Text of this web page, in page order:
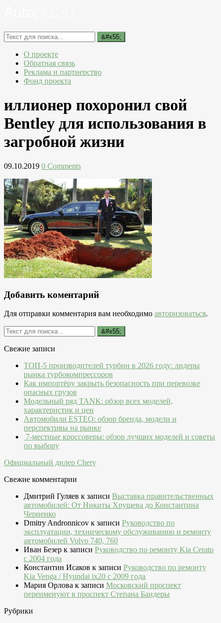
О проекте
Обратная связь
Реклама и партнерство
Фонд проекта
иллионер похоронил свой
Bentley для использования в
загробной жизни
09.10.2019 0 Comments
Добавить коментарий
Для отправки комментария вам необходимо авторизоваться.
Свежие записи
ТОП-5 производителей турбин в 2026 году: лидеры
рынка турбокомпрессоров
Как импортёру закрыть безопасность при перевозке
опасных грузов
Модельный ряд TANK: обзор всех моделей,
характеристик и цен
Автомобили ESTEO: обзор бренда, модели и
перспективы на рынке
7-местные кроссоверы: обзор лучших моделей и советы
по выбору
Официальный дилер Chery
Свежие комментарии
Дмитрий Гуляев к записи Выставка правительственных
автомобилей: От Никиты Хрущева до Константина
Черненко
Dmitry Andronnicov к записи Руководство по
эксплуатации, техническому обслуживанию и ремонту
автомобилей Volvo 740, 760
Иван Безер к записи Руководство по ремонту Kia Cerato
c 2004 года
Константин Исаков к записи Руководство по ремонту
Kia Venga / Hyundai ix20 c 2009 года
Мария Орлова к записи Московский проспект
переименуют в проспект Степана Бандеры
Рубрики